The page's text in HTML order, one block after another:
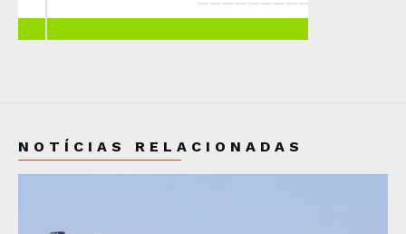
NOTÍCIAS RELACIONADAS